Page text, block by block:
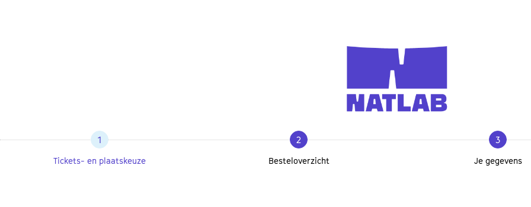
1
Tickets- en plaatskeuze
2
Besteloverzicht
3
Je gegevens